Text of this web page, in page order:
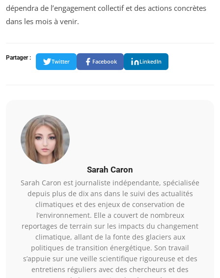
dépendra de l’engagement collectif et des actions concrètes
dans les mois à venir.
Partager :
Twitter Facebook LinkedIn
Sarah Caron
Sarah Caron est journaliste indépendante, spécialisée
depuis plus de dix ans dans le suivi des actualités
climatiques et des enjeux de conservation de
l’environnement. Elle a couvert de nombreux
reportages de terrain sur les impacts du changement
climatique, allant de la fonte des glaciers aux
politiques de transition énergétique. Son travail
s’appuie sur une veille scientifique rigoureuse et des
entretiens réguliers avec des chercheurs et des